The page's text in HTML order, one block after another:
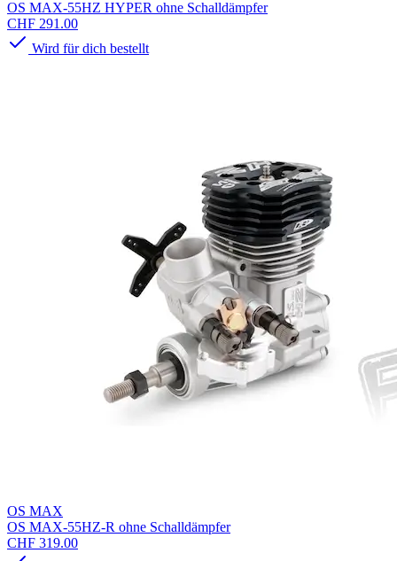
OS MAX-55HZ HYPER ohne Schalldämpfer
CHF 291.00
Wird für dich bestellt
OS MAX
OS MAX-55HZ-R ohne Schalldämpfer
CHF 319.00